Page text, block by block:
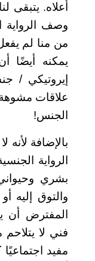
أعلاه. يتبقى
وصف الرواية
من منا لم
يمكنه أيضًا
إيروتيكي /
علاقات
الجنس!
بالإضافة
الرواية
بشري
والتوق إليه
المفترض أن
فني لا
مفيد